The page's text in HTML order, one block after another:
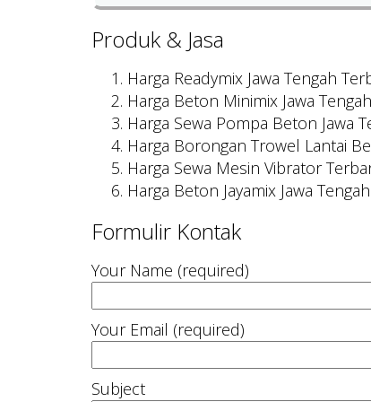
Produk & Jasa
Harga Readymix Jawa Tengah
Harga Beton Minimix Jawa
Harga Sewa Pompa Beton Jawa
Harga Borongan Trowel Lantai
Harga Sewa Mesin Vibrator
Harga Beton Jayamix Jawa
Formulir Kontak
Your Name (required)
Your Email (required)
Subject